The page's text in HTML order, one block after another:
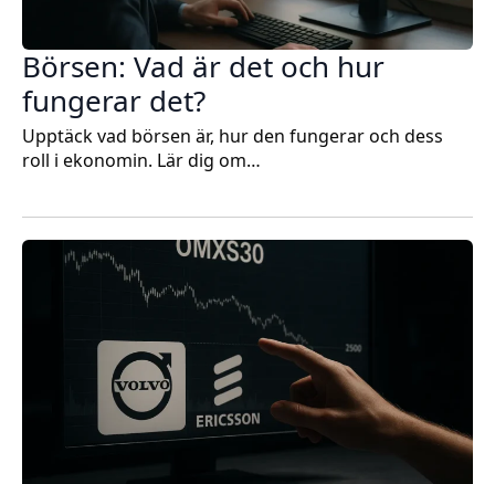
Börsen: Vad är det och hur
fungerar det?
Upptäck vad börsen är, hur den fungerar och dess
roll i ekonomin. Lär dig om…